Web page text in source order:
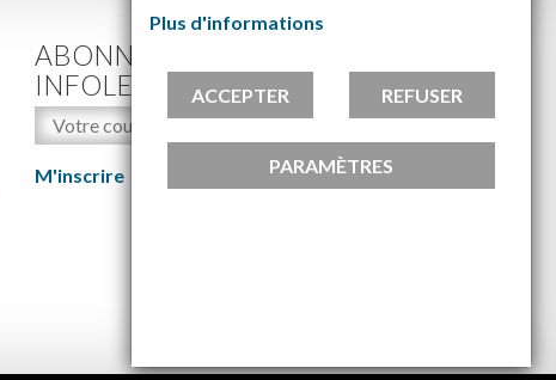
ABONNEZ-VOUS À NOTRE
INFOLETTRE!
M'inscrire
Plus d'informations
ACCEPTER REFUSER
PARAMÈTRES